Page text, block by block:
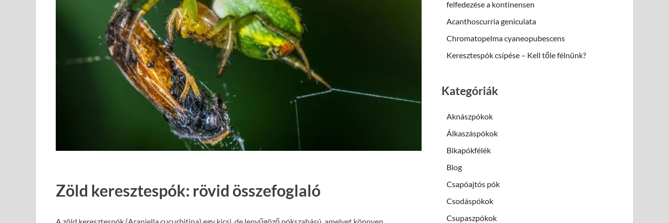
Zöld keresztespók: rövid összefoglaló
felfedezése a kontinensen
Acanthoscurria geniculata
Chromatopelma cyaneopubescens
Keresztespók csípése – Kell tőle félnünk?
Kategóriák
Aknászpókok
Álkaszáspókok
Bikapókfélék
Blog
Csapóajtós pók
Csodáspókok
Csupaszpókok